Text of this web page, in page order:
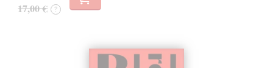
17,00 € ?